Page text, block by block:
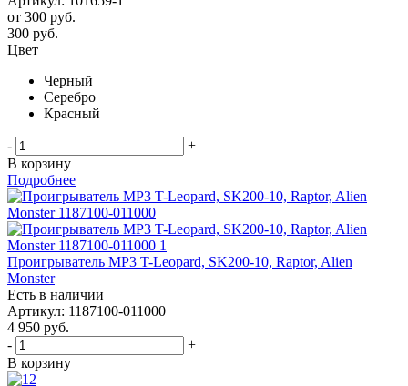
от 300 руб.
300 руб.
Цвет
Черный
Серебро
Красный
-
+
В корзину
Подробнее
Проигрыватель MP3 T-Leopard, SK200-10, Raptor, Alien
Monster
Есть в наличии
Артикул: 1187100-011000
4 950 руб.
-
+
В корзину